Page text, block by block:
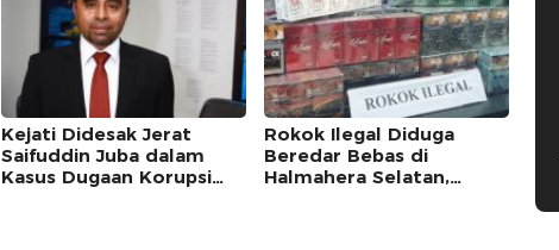
Kejati Didesak Jerat
Saifuddin Juba dalam
Kasus Dugaan Korupsi
Rokok Ilegal Diduga
Beredar Bebas di
Halmahera Selatan,